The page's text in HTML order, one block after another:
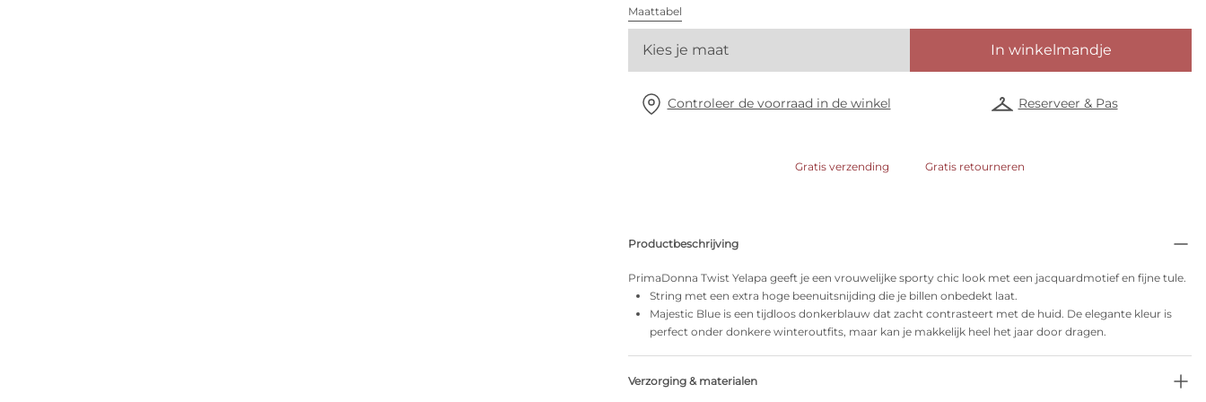
Maattabel
Kies je maat In winkelmandje
Controleer de voorraad in de winkel Reserveer & Pas
Gratis verzending Gratis retourneren
Productbeschrijving
PrimaDonna Twist Yelapa geeft je een vrouwelijke sporty chic look met een jacquardmotief en fijne tule.
String met een extra hoge beenuitsnijding die je billen onbedekt laat.
Majestic Blue is een tijdloos donkerblauw dat zacht contrasteert met de huid. De elegante kleur is
perfect onder donkere winteroutfits, maar kan je makkelijk heel het jaar door dragen.
Verzorging & materialen